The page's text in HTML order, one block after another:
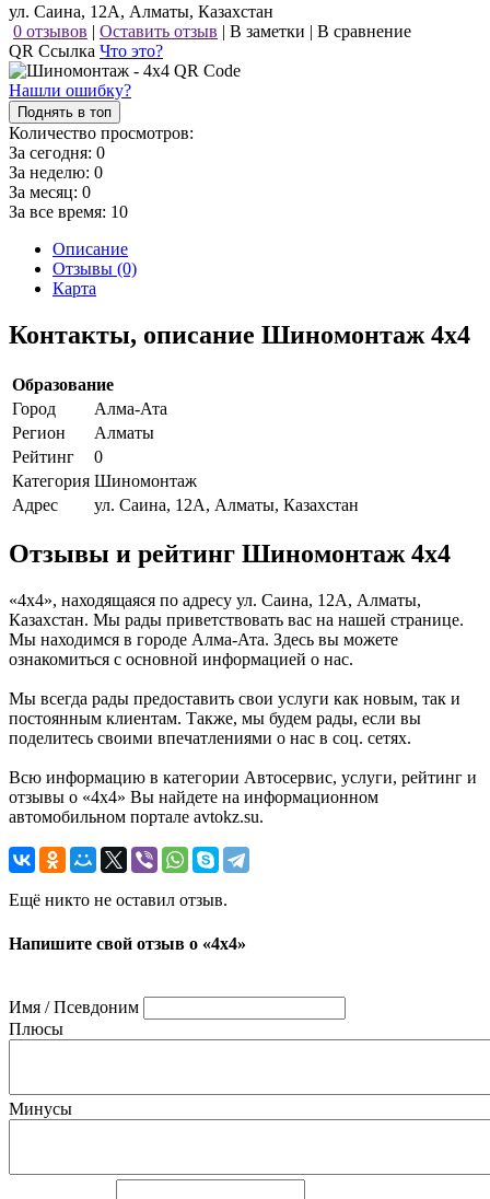
ул. Саина, 12А, Алматы, Казахстан
0 отзывов | Оставить отзыв | В заметки | В сравнение
QR Ссылка Что это?
Нашли ошибку?
Поднять в топ
Количество просмотров:
За сегодня: 0
За неделю: 0
За месяц: 0
За все время: 10
Описание
Отзывы (0)
Карта
Контакты, описание Шиномонтаж 4x4
Образование
Город
Алма-Ата
Регион
Алматы
Рейтинг
0
Категория Шиномонтаж
Адрес
ул. Саина, 12А, Алматы, Казахстан
Отзывы и рейтинг Шиномонтаж 4x4
«4x4», находящаяся по адресу ул. Саина, 12А, Алматы,
Казахстан. Мы рады приветствовать вас на нашей странице.
Мы находимся в городе Алма-Ата. Здесь вы можете
ознакомиться с основной информацией о нас.
Мы всегда рады предоставить свои услуги как новым, так и
постоянным клиентам. Также, мы будем рады, если вы
поделитесь своими впечатлениями о нас в соц. сетях.
Всю информацию в категории Автосервис, услуги, рейтинг и
отзывы о «4x4» Вы найдете на информационном
автомобильном портале avtokz.su.
Ещё никто не оставил отзыв.
Напишите свой отзыв о «4x4»
Имя / Псевдоним
Плюсы
Минусы